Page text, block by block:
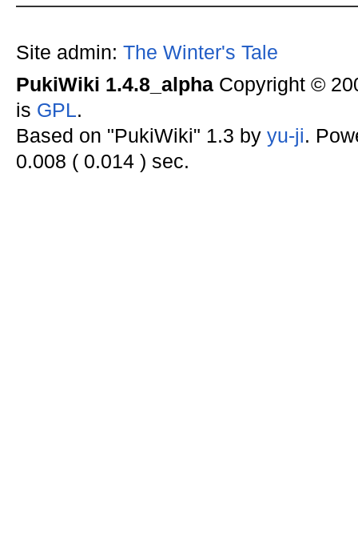
Site admin: The Winter's Tale
PukiWiki 1.4.8_alphaCopyright ©
is GPL.
Based on "PukiWiki" 1.3 by yu-ji.
0.008 ( 0.014 ) sec.